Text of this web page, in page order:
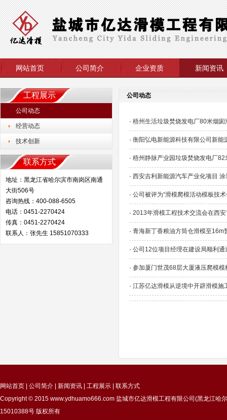
网站首页 公司简介 企业资质 新闻资讯
工程展示
公司动态
经营动态
技术创新
联系方式
地址：黑龙江省哈尔滨市南岗区南通
大街506号
咨询热线：400-088-6505
电话：0451-2270424
传真：0451-2270424
联系人：张先生 15851070333
公司动态
· 梧州生活垃圾焚烧发电厂80米烟囱
· 衡阳弘电新能源科技有限公司新
· 梧州静脉产业园垃圾焚烧发电厂82
· 西安吉利新能源汽车产业化项目
· 公司被评为“滑模爬模活动模板技
· 2013年滑模工程技术交流会在西
· 青海新丁香粮油方筒仓滑模至16m
· 公司12位项目经理在建设局顺利通
· 参加厦门世茂68层大厦液压爬模模
· 江苏亿达滑模从逆境中开辟滑模施
网站首页 公司简介 新闻资讯 工程展示
联系方式
Copyright © 2015 www.ydhuamo666.com 盐城市亿达滑模工程有限公司(黑龙江哈
15010388号 版权所有